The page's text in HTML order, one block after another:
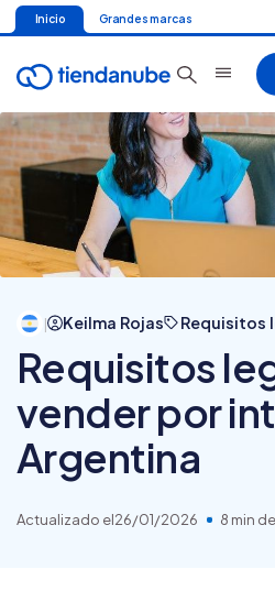
Inicio Grandes marcas
| Keilma Rojas Requisitos
Requisitos
vender por
Argentina
Actualizado el26/01/2026 8 min